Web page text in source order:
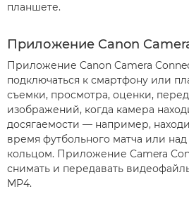
планшете.
Приложение Canon
Приложение Canon Camera
подключаться к смартфону или
съемки, просмотра, оценки,
изображений, когда камера
досягаемости –– например,
время футбольного матча или
кольцом. Приложение Camera
снимать и передавать
MP4.